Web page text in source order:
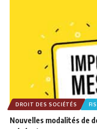
DROIT DES SOCIÉTÉS
Nouvelles modalités de